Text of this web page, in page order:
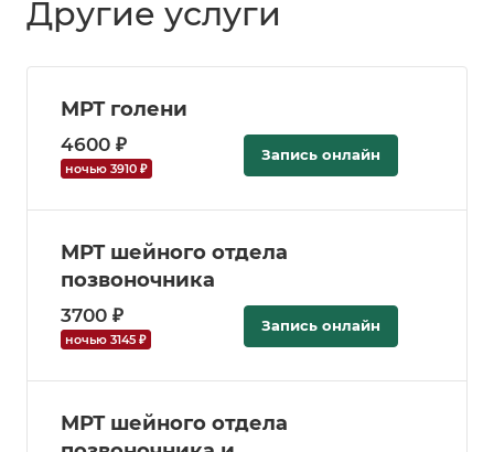
Другие услуги
МРТ голени
4600 ₽
ночью 3910 ₽
Запись онлайн
МРТ шейного отдела
позвоночника
3700 ₽
ночью 3145 ₽
Запись онлайн
МРТ шейного отдела